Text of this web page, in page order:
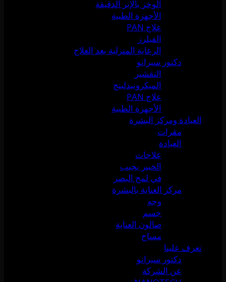
الوخز بالإبر الدقيقة
الأجهزة الطبية
علاج PAN
الفيلرز
الرعاية المنزلية بعد العلاج
دكتور سيرانو
التقشير
الميكرونيدلينج
علاج PAN
الأجهزة الطبية
العيادة ومركز البشرة
مقرات
العيادة
علاجات
الخبير يجيب
في لمح البصر
مركز العناية بالبشرة
وجه
جسم
صالون العناية
مساج
تعرف علينا
دكتور سيرانو
عن الشركة